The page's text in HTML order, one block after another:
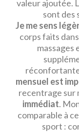
valeur ajoutée.
sont des
Je me sens
corps faits
massages
mensuel est
recentrage sur
immédiat.
comparable à
sport :